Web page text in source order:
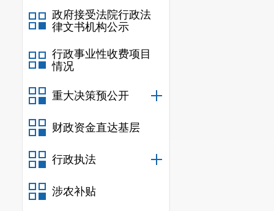
政府接受法院行政法
律文书机构公示
行政事业性收费项目
情况
重大决策预公开
财政资金直达基层
行政执法
涉农补贴